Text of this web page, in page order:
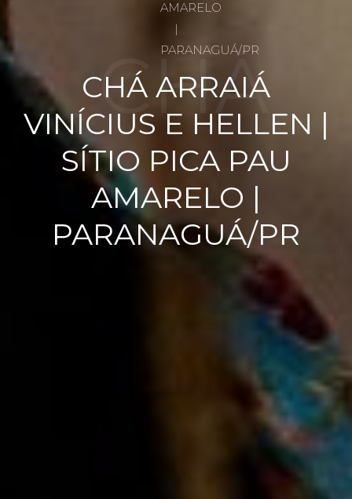
CHÁ ARRAIÁ
VINÍCIUS E HELLEN |
SÍTIO PICA PAU
AMARELO |
PARANAGUÁ/PR
CHÁ
ARRAIÁ
VINÍCIU
S E
HELLE